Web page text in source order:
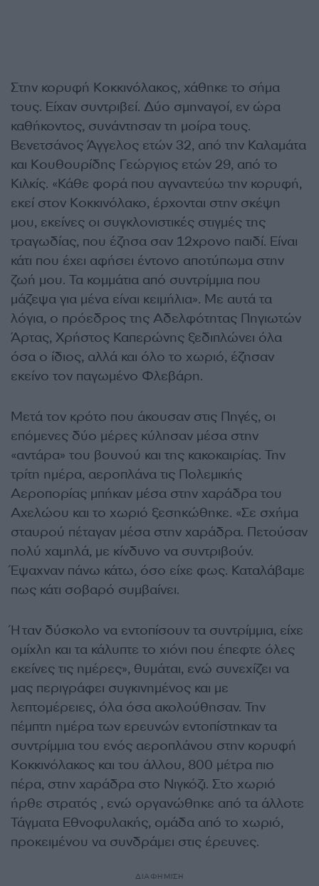
Στην κορυφή Κοκκινόλακος, χάθηκε το σήμα
τους. Είχαν συντριβεί. Δύο σμηναγοί, εν ώρα
καθήκοντος, συνάντησαν τη μοίρα τους.
Βενετσάνος Άγγελος ετών 32, από την Καλαμάτα
και Κουθουρίδης Γεώργιος ετών 29, από το
Κιλκίς. «Κάθε φορά που αγναντεύω την κορυφή,
εκεί στον Κοκκινόλακο, έρχονται στην σκέψη
μου, εκείνες οι συγκλονιστικές στιγμές της
τραγωδίας, που έζησα σαν 12χρονο παιδί. Είναι
κάτι που έχει αφήσει έντονο αποτύπωμα στην
ζωή μου. Τα κομμάτια από συντρίμμια που
μάζεψα για μένα είναι κειμήλια». Με αυτά τα
λόγια, ο πρόεδρος της Αδελφότητας Πηγιωτών
Άρτας, Χρήστος Καπερώνης ξεδιπλώνει όλα
όσα ο ίδιος, αλλά και όλο το χωριό, έζησαν
εκείνο τον παγωμένο Φλεβάρη.
Μετά τον κρότο που άκουσαν στις Πηγές, οι
επόμενες δύο μέρες κύλησαν μέσα στην
«αντάρα» του βουνού και της κακοκαιρίας. Την
τρίτη ημέρα, αεροπλάνα τις Πολεμικής
Αεροπορίας μπήκαν μέσα στην χαράδρα του
Αχελώου και το χωριό ξεσηκώθηκε. «Σε σχήμα
σταυρού πέταγαν μέσα στην χαράδρα. Πετούσαν
πολύ χαμηλά, με κίνδυνο να συντριβούν.
Έψαχναν πάνω κάτω, όσο είχε φως. Καταλάβαμε
πως κάτι σοβαρό συμβαίνει.
Ήταν δύσκολο να εντοπίσουν τα συντρίμμια, είχε
ομίχλη και τα κάλυπτε το χιόνι που έπεφτε όλες
εκείνες τις ημέρες», θυμάται, ενώ συνεχίζει να
μας περιγράφει συγκινημένος και με
λεπτομέρειες, όλα όσα ακολούθησαν. Την
πέμπτη ημέρα των ερευνών εντοπίστηκαν τα
συντρίμμια του ενός αεροπλάνου στην κορυφή
Κοκκινόλακος και του άλλου, 800 μέτρα πιο
πέρα, στην χαράδρα στο Νιγκόζι. Στο χωριό
ήρθε στρατός , ενώ οργανώθηκε από τα άλλοτε
Τάγματα Εθνοφυλακής, ομάδα από το χωριό,
προκειμένου να συνδράμει στις έρευνες.
ΔΙΑΦΗΜΙΣΗ